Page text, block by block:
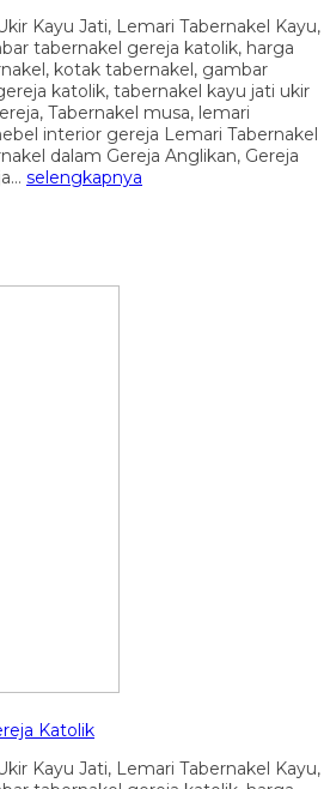
Kayu Jati, Lemari Tabernakel Kayu,
tabernakel gereja katolik, harga
kotak tabernakel, gambar
katolik, tabernakel kayu jati ukir
Tabernakel musa, lemari
interior gereja Lemari Tabernakel
dalam Gereja Anglikan, Gereja
selengkapnya
Katolik
Kayu Jati, Lemari Tabernakel Kayu,